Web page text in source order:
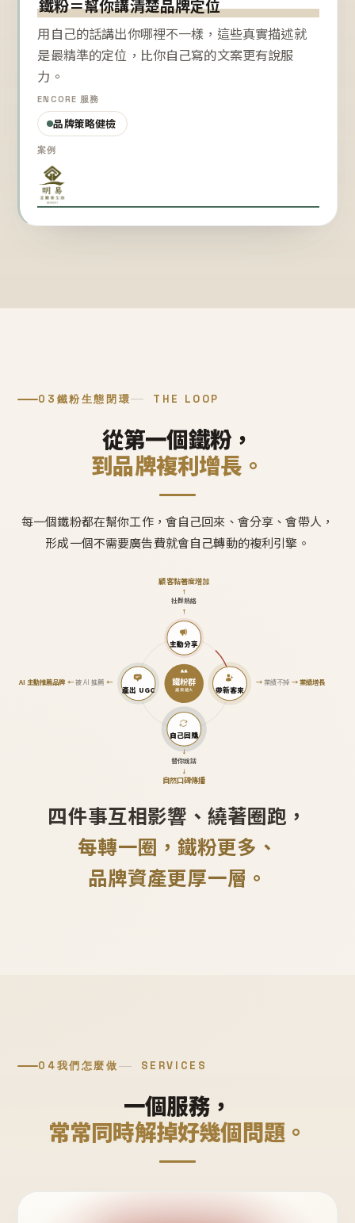
鐵粉＝幫你講清楚品牌定位
用自己的話講出你哪裡不一樣，這些真實描述就
是最精準的定位，比你自己寫的文案更有說服
力。
ENCORE 服務
品牌策略健檢
案例
03 鐵粉生態閉環 THE LOOP
從第一個鐵粉，
到品牌複利增長。
每一個鐵粉都在幫你工作，會自己回來、會分享、會帶人，
形成一個不需要廣告費就會自己轉動的複利引擎。
鐵粉群
越滾越大
主動分享
↑
社群熱絡
↑
顧客黏著度增加
帶新客來
→業績不掉 →業績增長
自己回購
↓
替你說話
↓
自然口碑傳播
產出 UGC
AI 主動推薦品牌←被 AI 推薦 ←
四件事互相影響、繞著圈跑，
每轉一圈，鐵粉更多、
品牌資產更厚一層。
04我們怎麼做 SERVICES
一個服務，
常常同時解掉好幾個問題。